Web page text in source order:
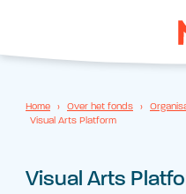
Home › Over het fonds ›
Visual Arts Platform
Visual Arts